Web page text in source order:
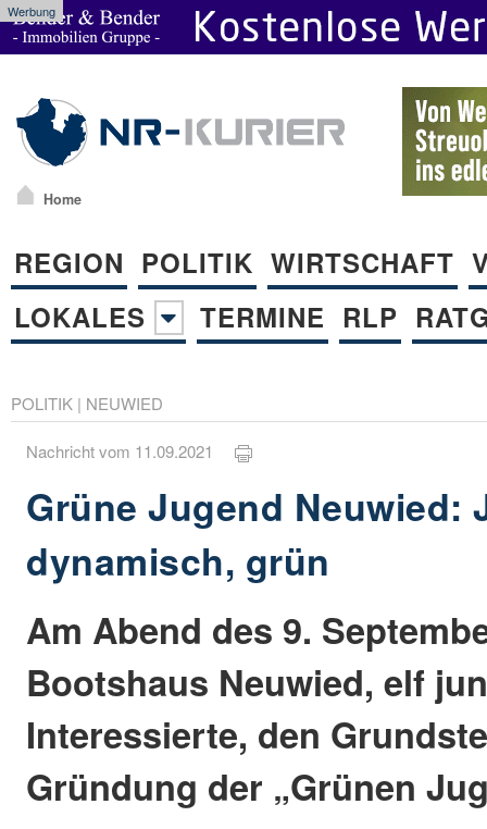
Werbung
Home
REGION POLITIK WIRTSCHAFT
LOKALES
TERMINE RLP
POLITIK | NEUWIED
Nachricht vom 11.09.2021
Grüne Jugend Neuwied:
dynamisch, grün
Am Abend des 9.
Bootshaus Neuwied, elf
Interessierte, den
Gründung der „Grünen